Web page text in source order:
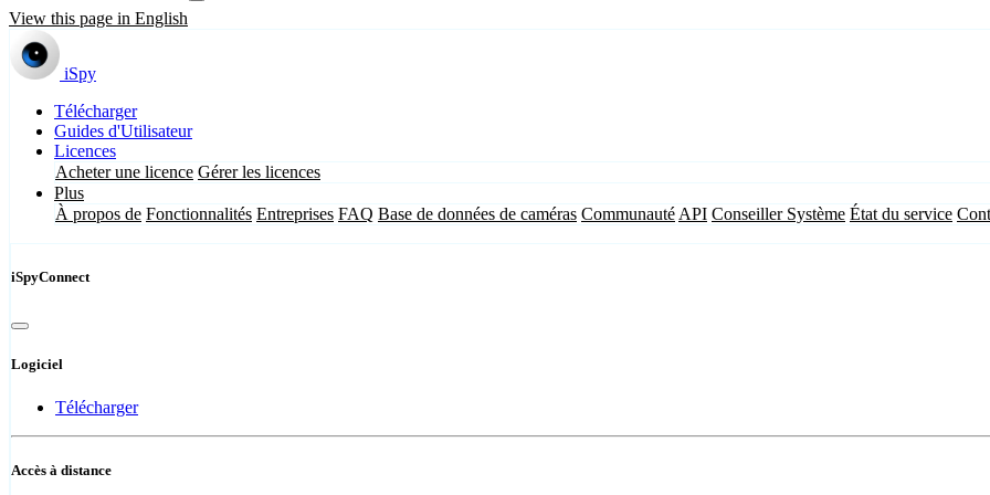
View this page in English
iSpy
Télécharger
Guides d'Utilisateur
Licences
Acheter une licence Gérer les licences
Plus
À propos de Fonctionnalités Entreprises FAQ Base de données de caméras Communauté API Conseiller Système État du service
iSpyConnect
Logiciel
Télécharger
Accès à distance